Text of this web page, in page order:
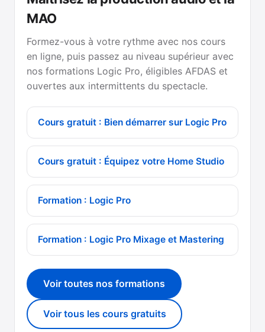
MAO
Formez-vous à votre rythme avec nos cours
en ligne, puis passez au niveau supérieur avec
nos formations Logic Pro, éligibles AFDAS et
ouvertes aux intermittents du spectacle.
Cours gratuit : Bien démarrer sur Logic Pro
Cours gratuit : Équipez votre Home Studio
Formation : Logic Pro
Formation : Logic Pro Mixage et Mastering
Voir toutes nos formations
Voir tous les cours gratuits